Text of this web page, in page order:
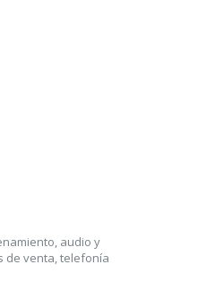
audio y
de venta, telefonía